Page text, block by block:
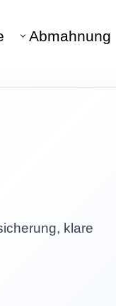
Abmahnung
klare